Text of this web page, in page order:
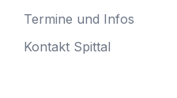
Termine und Infos
Kontakt Spittal